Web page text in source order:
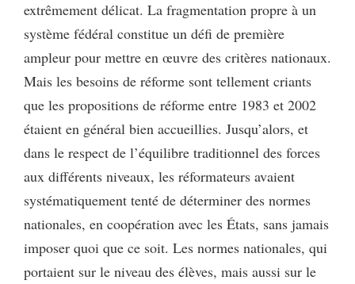
extrêmement délicat. La fragmentation propre à un
système fédéral constitue un défi de première
ampleur pour mettre en œuvre des critères nationaux.
Mais les besoins de réforme sont tellement criants
que les propositions de réforme entre 1983 et 2002
étaient en général bien accueillies. Jusqu’alors, et
dans le respect de l’équilibre traditionnel des forces
aux différents niveaux, les réformateurs avaient
systématiquement tenté de déterminer des normes
nationales, en coopération avec les États, sans jamais
imposer quoi que ce soit. Les normes nationales, qui
portaient sur le niveau des élèves, mais aussi sur le